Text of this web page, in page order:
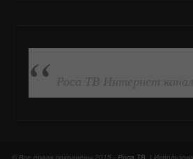
ПОДПИСАТЬСЯ НА FB
Роса ТВ Интернет канал
© Все права сохранены 2015 - Роса ТВ . |